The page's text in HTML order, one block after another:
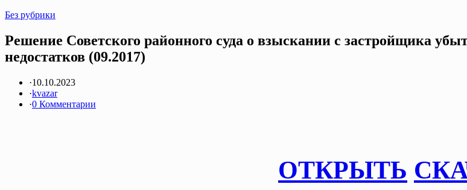
Без рубрики
Решение Советского районного суда о взыскании с застройщика
недостатков (09.2017)
·10.10.2023
·kvazar
·0 Комментарии
ОТКРЫТЬ